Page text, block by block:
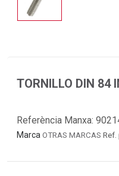
TORNILLO DIN 84
Referència Manxa:
Marca OTRAS MARCAS Ref.